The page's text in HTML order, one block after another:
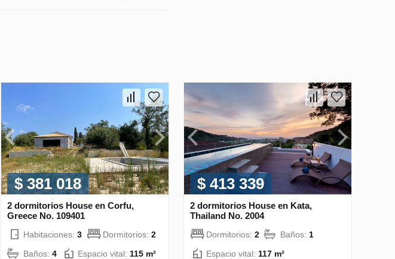
$ 381 018
2 dormitorios House en Corfu,
Greece No. 109401
Habitaciones: 3 Dormitorios: 2
Baños: 4 Espacio vital: 115 m²
$ 413 339
2 dormitorios House en Kata,
Thailand No. 2004
Dormitorios: 2 Baños: 1
Espacio vital: 117 m²